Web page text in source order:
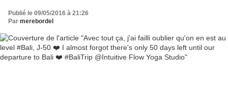
#BaliTrip @Intuitive Flow Yoga Studio
Publié le 09/05/2016 à 21:26
Par merebordel